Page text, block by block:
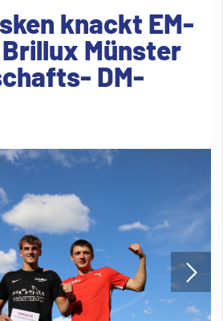
knackt EM-
Brillux Münster
DM-